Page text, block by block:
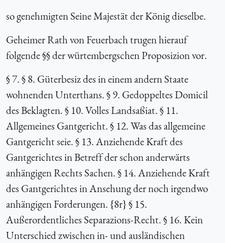
so genehmigten Seine Majestät der König dieselbe.
Geheimer Rath von Feuerbach trugen hierauf
folgende §§ der würtembergschen Proposizion vor.
§ 7. § 8. Güterbesiz des in einem andern Staate
wohnenden Unterthans. § 9. Gedoppeltes Domicil
des Beklagten. § 10. Volles Landsaßiat. § 11.
Allgemeines Gantgericht. § 12. Was das allgemeine
Gantgericht seie. § 13. Anziehende Kraft des
Gantgerichtes in Betreff der schon anderwärts
anhängigen Rechts Sachen. § 14. Anziehende Kraft
des Gantgerichtes in Ansehung der noch irgendwo
anhängigen Forderungen. {8r} § 15.
Außerordentliches Separazions-Recht. § 16. Kein
Unterschied zwischen in- und ausländischen